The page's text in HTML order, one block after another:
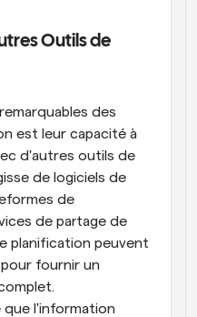
Outils de
des
est leur capacité à
d'autres outils de
de logiciels de
de
de partage de
planification peuvent
fournir un
que l'information